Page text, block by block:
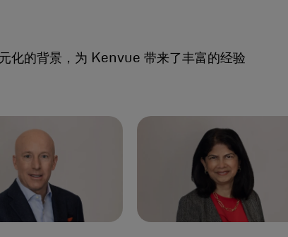
化的背景，为 Kenvue 带来了丰富的经验